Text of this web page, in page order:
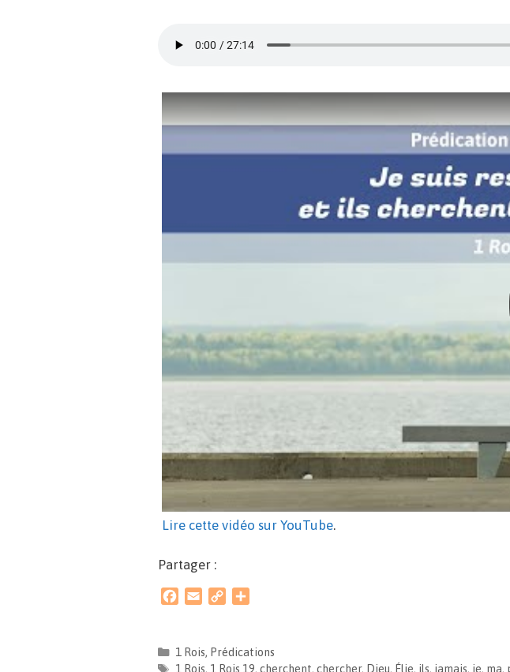
Lire cette vidéo sur YouTube.
Partager :
e
b
i
l
y
L
t
a
1 Rois, Prédications
1 Rois, 1 Rois 19, cherchent, chercher, Dieu, Élie, ils, jamais, je, ma,